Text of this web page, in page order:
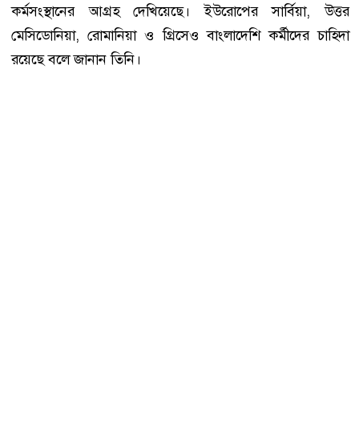
কর্মসংস্থানের আগ্রহ দেখিয়েছে। ইউরোপের সার্বিয়া, উত্তর
মেসিডোনিয়া, রোমানিয়া ও গ্রিসেও বাংলাদেশি কর্মীদের চাহিদা
রয়েছে বলে জানান তিনি।